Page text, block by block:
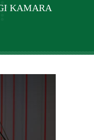
KAMARA